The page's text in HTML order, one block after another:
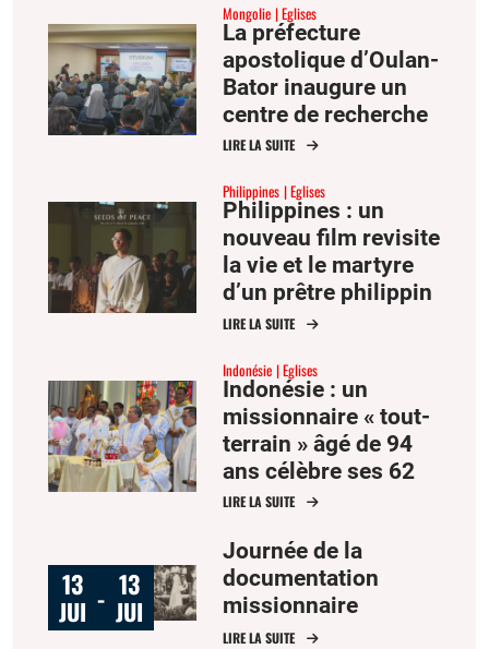
Mongolie Eglises
La préfecture
apostolique d’Oulan-
Bator inaugure un
centre de recherche
sur la culture
LIRE LA SUITE
Philippines Eglises
Philippines : un
nouveau film revisite
la vie et le martyre
d’un prêtre philippin
tué en l’an 2000 à
LIRE LA SUITE
Indonésie Eglises
Indonésie : un
missionnaire « tout-
terrain » âgé de 94
ans célèbre ses 62
ans de sacerdoce
LIRE LA SUITE
13
JUI - 13
JUI
Journée de la
documentation
missionnaire
LIRE LA SUITE